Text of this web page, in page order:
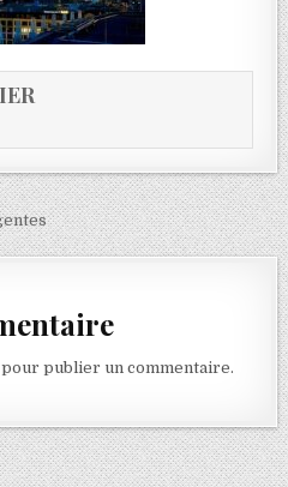
pour publier un commentaire.